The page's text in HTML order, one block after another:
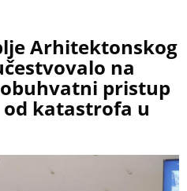
Arhitektonskog
na
pristup
katastrofa u